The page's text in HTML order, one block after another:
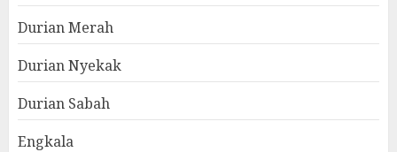
Durian Merah
Durian Nyekak
Durian Sabah
Engkala